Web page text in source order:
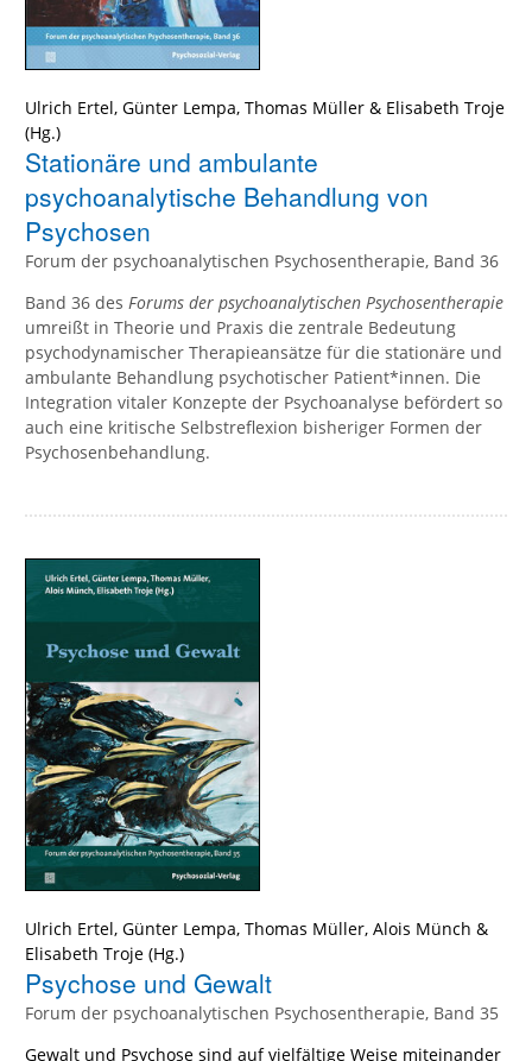
Ulrich Ertel, Günter Lempa, Thomas Müller & Elisabeth Troje
(Hg.)
Stationäre und ambulante
psychoanalytische Behandlung von
Psychosen
Forum der psychoanalytischen Psychosentherapie, Band 36
Band 36 des Forums der psychoanalytischen Psychosentherapie
umreißt in Theorie und Praxis die zentrale Bedeutung
psychodynamischer Therapieansätze für die stationäre und
ambulante Behandlung psychotischer Patient*innen. Die
Integration vitaler Konzepte der Psychoanalyse befördert so
auch eine kritische Selbstreflexion bisheriger Formen der
Psychosenbehandlung.
Ulrich Ertel, Günter Lempa, Thomas Müller, Alois Münch &
Elisabeth Troje (Hg.)
Psychose und Gewalt
Forum der psychoanalytischen Psychosentherapie, Band 35
Gewalt und Psychose sind auf vielfältige Weise miteinander